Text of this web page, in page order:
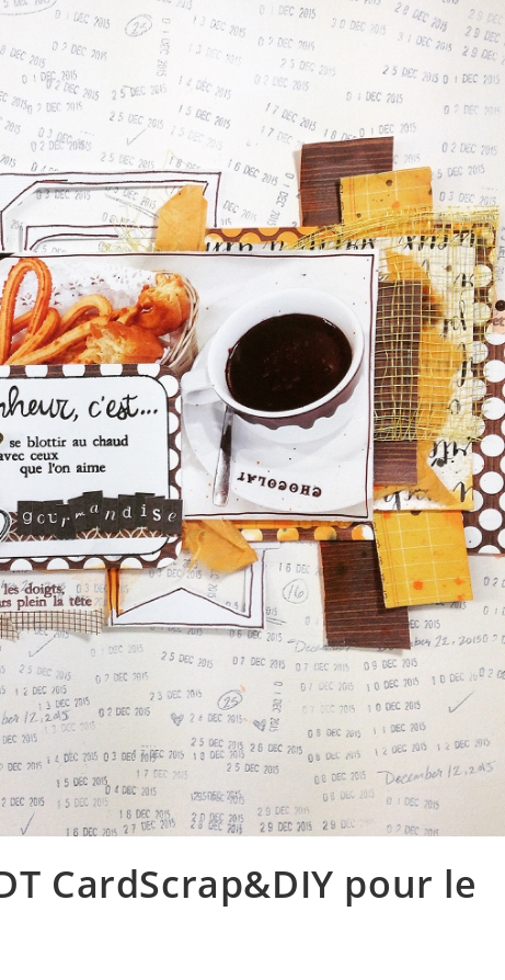
CardScrap&DIY pour le